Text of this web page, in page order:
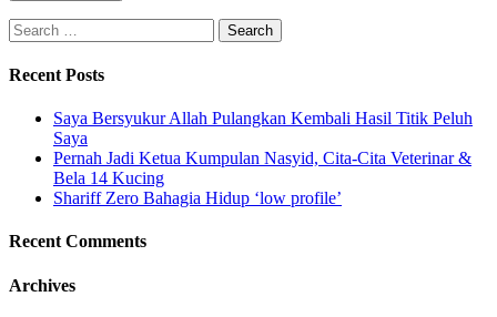
Search
for:
Recent Posts
Saya Bersyukur Allah Pulangkan Kembali Hasil Titik Peluh
Saya
Pernah Jadi Ketua Kumpulan Nasyid, Cita-Cita Veterinar &
Bela 14 Kucing
Shariff Zero Bahagia Hidup ‘low profile’
Recent Comments
Archives